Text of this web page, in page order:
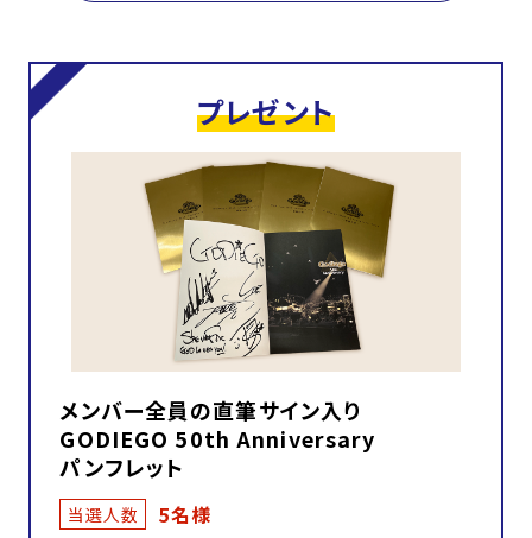
プレゼント
メンバー全員の直筆サイン入り
GODIEGO 50th Anniversary
パンフレット
当選人数 5名様